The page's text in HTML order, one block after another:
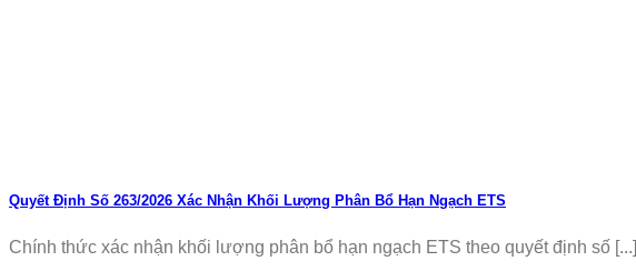
Quyết Định Số 263/2026 Xác Nhận Khối Lượng Phân Bổ Hạn Ngạch ETS
Chính thức xác nhận khối lượng phân bổ hạn ngạch ETS theo quyết định số [...]